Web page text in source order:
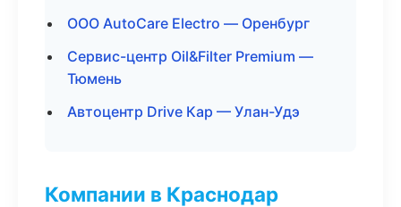
ООО AutoCare Electro — Оренбург
Сервис-центр Oil&Filter Premium —
Тюмень
Автоцентр Drive Кар — Улан-Удэ
Компании в Краснодар